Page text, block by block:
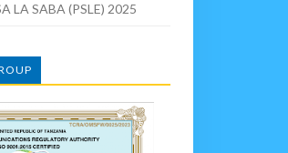
LA SABA (PSLE) 2025